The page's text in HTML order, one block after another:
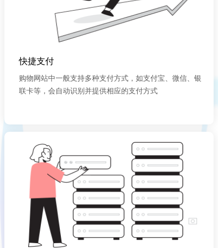
快捷支付
购物网站中一般支持多种支付方式，如支付宝、微信、银
联卡等，会自动识别并提供相应的支付方式